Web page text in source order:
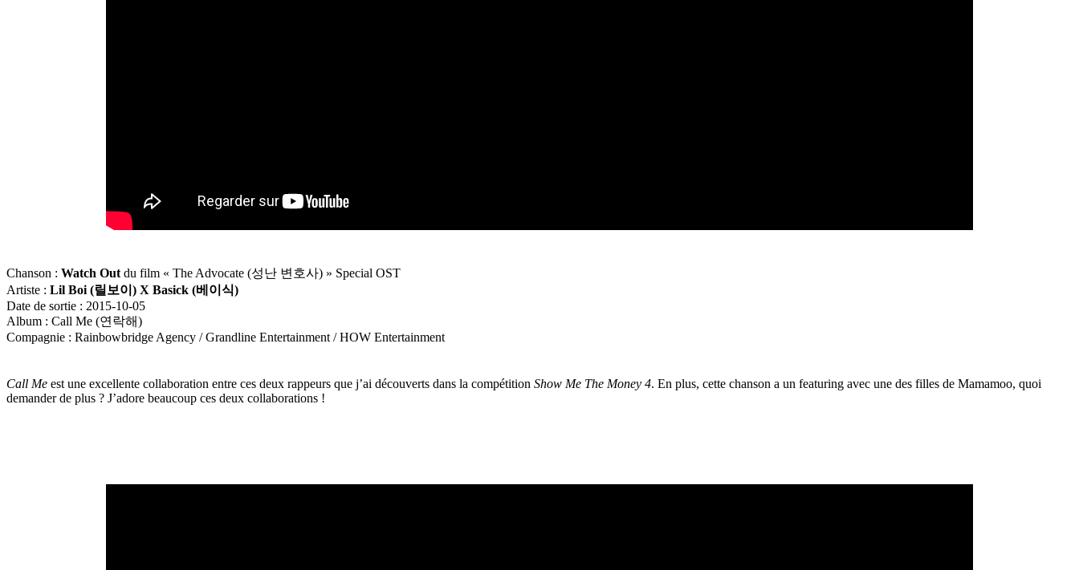
Chanson : Watch Out du film « The Advocate (성난 변호사) » Special OST
Artiste : Lil Boi (릴보이 ) X Basick (베이식)
Date de sortie : 2015-10-05
Album : Call Me (연락해)
Compagnie : Rainbowbridge Agency / Grandline Entertainment / HOW Entertainment
Call Me est une excellente collaboration entre ces deux rappeurs que j’ai découverts dans la compétition Show Me The Money 4. En plus, cette chanson a un featuring avec une des filles de Mamamoo, quoi
demander de plus ? J’adore beaucoup ces deux collaborations !